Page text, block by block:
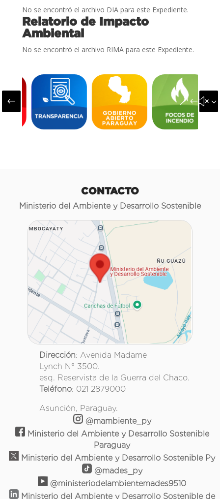
No se encontró el archivo DIA para este Expediente.
Relatorio de Impacto
Ambiental
No se encontró el archivo RIMA para este Expediente.
#
CONTACTO
Ministerio del Ambiente y Desarrollo Sostenible
Dirección: Avenida Madame
Lynch N° 3500.
esq. Reservista de la Guerra del Chaco.
Teléfono: 021 2879000
Asunción, Paraguay.
@mambiente_py
Ministerio del Ambiente y Desarrollo Sostenible
Paraguay
Ministerio del Ambiente y Desarrollo Sostenible Py
@mades_py
@ministeriodelambientemades9510
Ministerio del Ambiente y Desarrollo Sostenible de